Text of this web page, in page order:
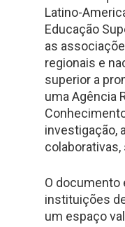
Latino-
Educação
as
regionais e
superior a
uma Agência
investigação,
O documento
instituições
um espaço